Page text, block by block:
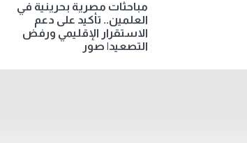
مباحثات مصرية بحرينية في
العلمين.. تأكيد على دعم
الاستقرار الإقليمي ورفض
التصعيد| صور